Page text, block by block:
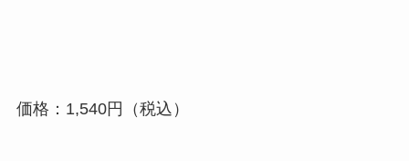
価格：1,540円（税込）